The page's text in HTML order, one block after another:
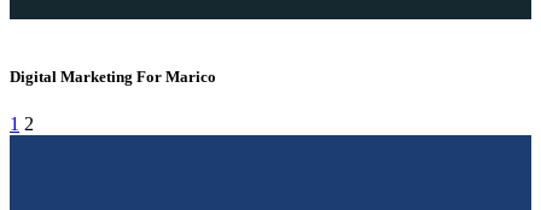
Digital Marketing For Marico
1 2